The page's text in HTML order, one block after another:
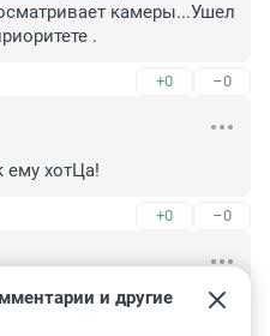
камеры...Ушел
.
+0 –0
ему хотЦа!
+0 –0
Роман Ш. Мальчик
Бориса Житкова и так
и другие